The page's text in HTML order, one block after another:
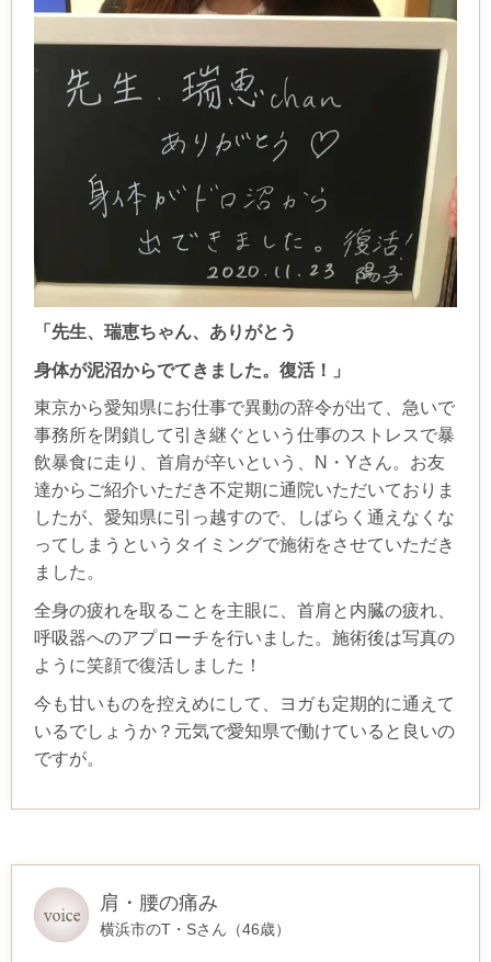
「先生、瑞恵ちゃん、ありがとう
身体が泥沼からでてきました。復活！」
東京から愛知県にお仕事で異動の辞令が出て、急いで
事務所を閉鎖して引き継ぐという仕事のストレスで暴
飲暴食に走り、首肩が辛いという、N・Yさん。お友
達からご紹介いただき不定期に通院いただいておりま
したが、愛知県に引っ越すので、しばらく通えなくな
ってしまうというタイミングで施術をさせていただき
ました。
全身の疲れを取ることを主眼に、首肩と内臓の疲れ、
呼吸器へのアプローチを行いました。施術後は写真の
ように笑顔で復活しました！
今も甘いものを控えめにして、ヨガも定期的に通えて
いるでしょうか？元気で愛知県で働けていると良いの
ですが。
肩・腰の痛み
横浜市のT・Sさん（46歳）